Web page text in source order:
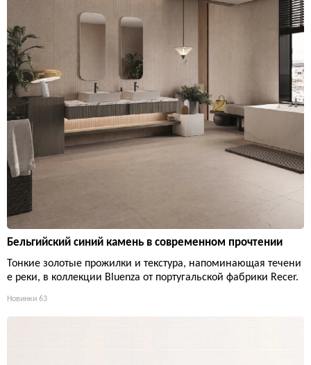
Бельгийский синий камень в современном прочтении
Тонкие золотые прожилки и текстура, напоминающая течени
е реки, в коллекции Bluenza от португальской фабрики Recer.
Новинки 63